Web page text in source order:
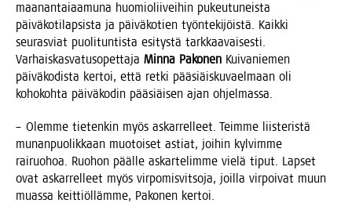
maa­nan­tai­aa­mu­na huo­mio­lii­vei­hin pukeu­tu­neis­ta
päi­vä­ko­ti­lap­sis­ta ja päi­vä­ko­tien työn­te­ki­jöis­tä. Kaik­ki
seu­ras­viat puo­li­tun­tis­ta esi­tys­tä tark­kaa­vai­ses­ti.
Var­hais­kas­va­tuso­pet­ta­ja Min­na Pako­nen Kui­va­nie­men
päi­vä­ko­dis­ta ker­toi, että ret­ki pää­siäis­ku­vael­maan oli
koho­koh­ta päi­vä­ko­din pää­siäi­sen ajan ohjelmassa.
– Olem­me tie­ten­kin myös askar­rel­leet. Teim­me liis­te­ris­tä
munan­puo­lik­kaan muo­toi­set astiat, joi­hin kyl­vim­me
rai­ruo­hoa. Ruo­hon pääl­le askar­te­lim­me vie­lä tiput. Lap­set
ovat askar­rel­leet myös vir­po­mis­vit­so­ja, joil­la vir­poi­vat muun
muas­sa keit­tiöl­läm­me, Pako­nen kertoi.